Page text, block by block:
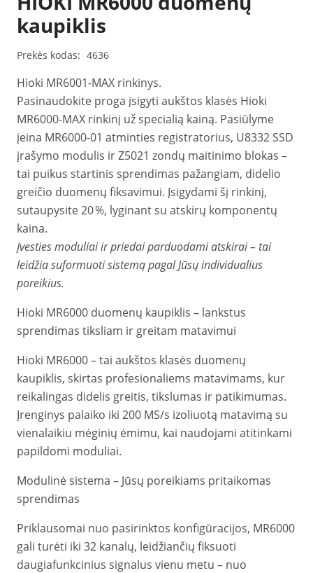
kaupiklis
Prekės kodas: 4636
Hioki MR6001-MAX rinkinys.
Pasinaudokite proga įsigyti aukštos klasės Hioki
MR6000-MAX rinkinį už specialią kainą. Pasiūlyme
įeina MR6000-01 atminties registratorius, U8332 SSD
įrašymo modulis ir Z5021 zondų maitinimo blokas –
tai puikus startinis sprendimas pažangiam, didelio
greičio duomenų fiksavimui. Įsigydami šį rinkinį,
sutaupysite 20 %, lyginant su atskirų komponentų
kaina.
Įvesties moduliai ir priedai parduodami atskirai – tai
leidžia suformuoti sistemą pagal Jūsų individualius
poreikius.
Hioki MR6000 duomenų kaupiklis – lankstus
sprendimas tiksliam ir greitam matavimui
Hioki MR6000 – tai aukštos klasės duomenų
kaupiklis, skirtas profesionaliems matavimams, kur
reikalingas didelis greitis, tikslumas ir patikimumas.
Įrenginys palaiko iki 200 MS/s izoliuotą matavimą su
vienalaikiu mėginių ėmimu, kai naudojami atitinkami
papildomi moduliai.
Modulinė sistema – Jūsų poreikiams pritaikomas
sprendimas
Priklausomai nuo pasirinktos konfigūracijos, MR6000
gali turėti iki 32 kanalų, leidžiančių fiksuoti
daugiafunkcinius signalus vienu metu – nuo